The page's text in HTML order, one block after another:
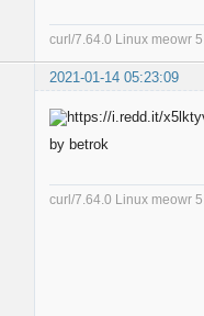
curl/7.64.0 Linux meowr
2021-01-14 05:23:09
by betrok
curl/7.64.0 Linux meowr